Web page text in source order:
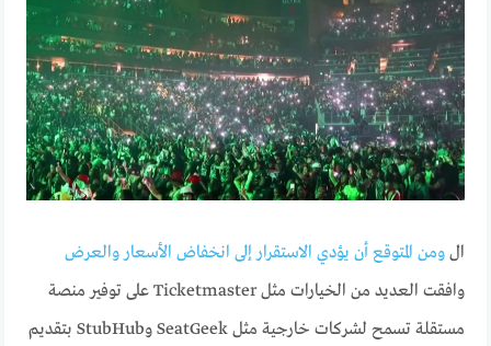
الومن المتوقع أن يؤدي الاستقرار إلى انخفاض الأسعار والعرض
وافقت العديد من الخيارات مثل Ticketmaster على توفير منصة
مستقلة تسمح لشركات خارجية مثل SeatGeek وStubHub بتقديم